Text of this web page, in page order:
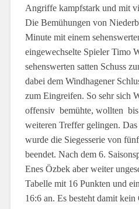
Angriffe kampfstark und mit
Die Bemühungen von
Minute mit einem
eingewechselte Spieler Timo
sehenswerten satten Schuss
dabei dem Windhagener
zum Eingreifen. So sehr sich
offensiv bemühte, wollten
weiteren Treffer gelingen.
wurde die Siegesserie von
beendet. Nach dem 6.
Enes Özbek aber weiter
Tabelle mit 16 Punkten und
16:6 an. Es besteht damit